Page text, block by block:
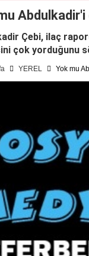
Abdulkadir'i
Çebi, ilaç
çok yorduğunu
YEREL Yok mu